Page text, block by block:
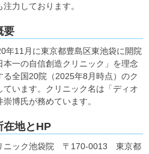
力しております。
要
年11月に東京都豊島区東池袋に開院
本一の自信創造クリニック」を理念
全国20院（2025年8月時点）のク
ています。クリニック名は「ディオ
博氏が務めています。
在地とHP
ニック池袋院 〒170-0013 東京都